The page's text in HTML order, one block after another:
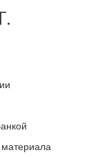
материала